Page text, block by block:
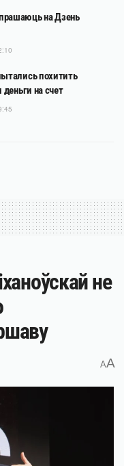
на Дзень
похитить
на счет
не
AA